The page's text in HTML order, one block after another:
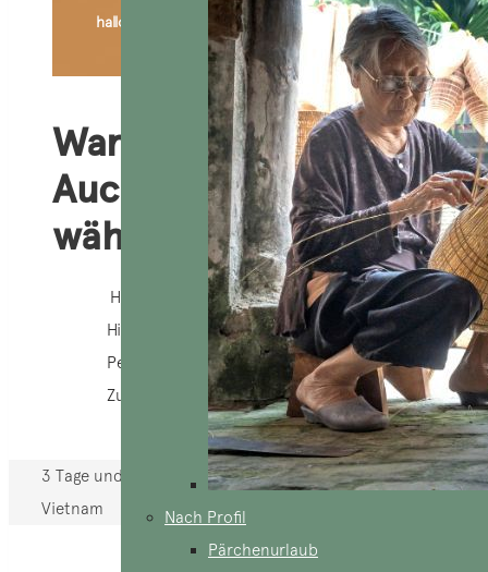
Nach Profil
Pärchenurlaub
hallo@aucoeurvietnam.com
Warum
AucoeurVietnam
wählen?
Heimmannschaft
Hilfe 24/7
Personalisierung 100%
Zuständige Agentur
3 Tage und 2 Nächte
Vietnam